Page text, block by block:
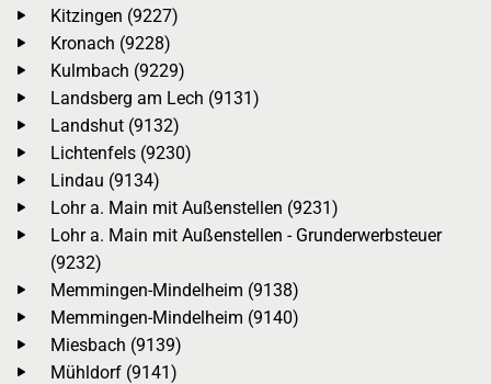
Kitzingen (9227)
Kronach (9228)
Kulmbach (9229)
Landsberg am Lech (9131)
Landshut (9132)
Lichtenfels (9230)
Lindau (9134)
Lohr a. Main mit Außenstellen (9231)
Lohr a. Main mit Außenstellen - Grunderwerbsteuer
(9232)
Memmingen-Mindelheim (9138)
Memmingen-Mindelheim (9140)
Miesbach (9139)
Mühldorf (9141)